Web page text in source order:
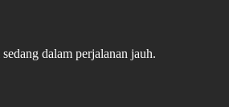
dalam perjalanan jauh.